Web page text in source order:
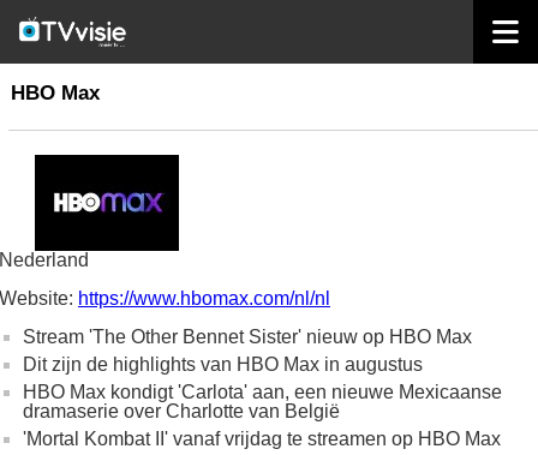
omroepen
HBO Max
Nederland
Website: https://www.hbomax.com/nl/nl
Stream 'The Other Bennet Sister' nieuw op HBO Max
Dit zijn de highlights van ​HBO Max in augustus
HBO Max kondigt 'Carlota' aan, een nieuwe Mexicaanse
dramaserie over Charlotte van België
'Mortal Kombat II' vanaf vrijdag te streamen op HBO Max